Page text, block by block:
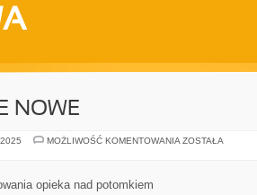
NOWE
MOŻLIWOŚĆ KOMENTOWANIA TAK
ZOSTAŁA
opieka nad potomkiem